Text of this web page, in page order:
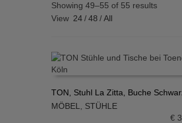
Showing 49–55 of 55 results
View 24/48 /All
IN DEN WARENKORB
TON, Stuhl La Zitta, Buche
MÖBEL
STÜHLE
€